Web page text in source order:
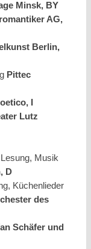
Minsk, BY
AG,
Berlin,
Pittec
I
Lutz
Musik
D
Küchenlieder
des
Schäfer und